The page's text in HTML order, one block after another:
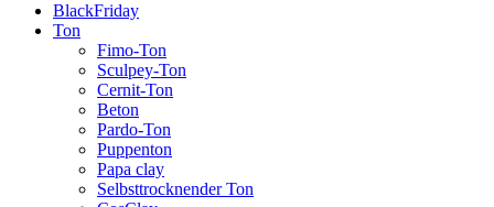
BlackFriday
Ton
Fimo-Ton
Sculpey-Ton
Cernit-Ton
Beton
Pardo-Ton
Puppenton
Papa clay
Selbsttrocknender Ton